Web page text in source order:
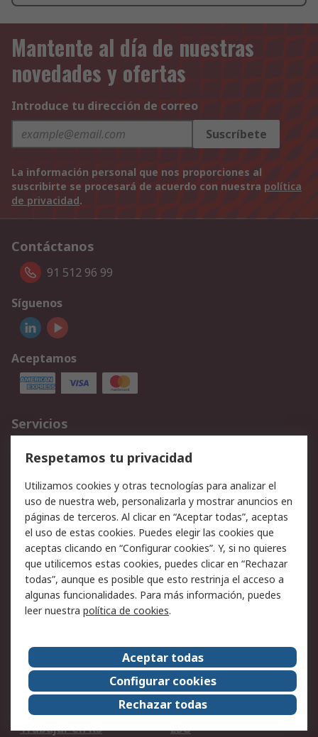
Mantente al día de nuestras
novedades y ofertas
Introduce tu dirección de correo
Suscríbete
La información personal que nos proporciones al
suscribirte se procesará de acuerdo con nuestra política
de privacidad.
Contáctanos
91 512 96 99
Síguenos
Aceptamos
Servicios
Cómo realizar pedidos
Devoluciones
Facturación y pago
Ofertas
Soporte técnico
Legal
Aviso legal
Política de privacidad -
Actualizada
Política sobre cookies
Seguridad de emails
Certificaciones de
Condiciones de venta
Acerca de RS
Acerca de RS
RS Group
RS en el mundo
Sala de prensa
Trabajar en RS
ESG
Respetamos tu privacidad
Utilizamos cookies y otras tecnologías para analizar el
uso de nuestra web, personalizarla y mostrar anuncios en
páginas de terceros. Al clicar en “Aceptar todas”, aceptas
el uso de estas cookies. Puedes elegir las cookies que
aceptas clicando en “Configurar cookies”. Y, si no quieres
que utilicemos estas cookies, puedes clicar en “Rechazar
todas”, aunque es posible que esto restrinja el acceso a
algunas funcionalidades. Para más información, puedes
leer nuestra política de cookies.
Aceptar todas
Configurar cookies
Rechazar todas